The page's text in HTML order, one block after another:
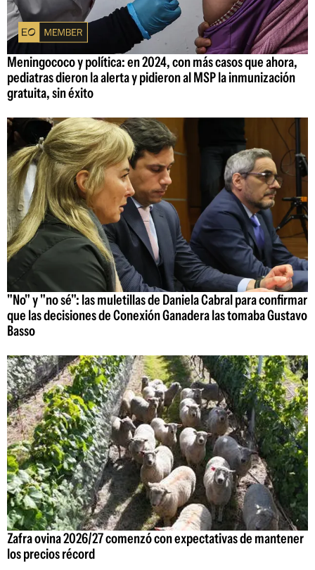
Meningococo y política: en 2024, con más casos que ahora,
pediatras dieron la alerta y pidieron al MSP la inmunización
gratuita, sin éxito
"No" y "no sé": las muletillas de Daniela Cabral para confirmar
que las decisiones de Conexión Ganadera las tomaba Gustavo
Basso
Zafra ovina 2026/27 comenzó con expectativas de mantener
los precios récord